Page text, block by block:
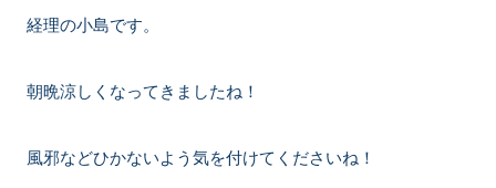
経理の小島です。
朝晩涼しくなってきましたね！
風邪などひかないよう気を付けてくださいね！